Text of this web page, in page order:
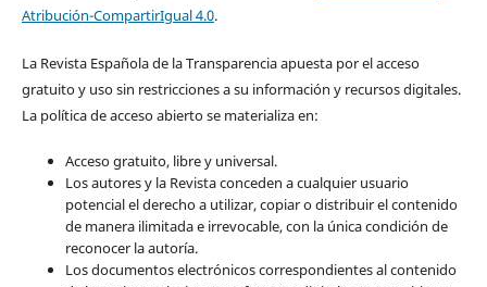
Atribución-CompartirIgual 4.0.
La Revista Española de la Transparencia apuesta por el acceso
gratuito y uso sin restricciones a su información y recursos digitales.
La política de acceso abierto se materializa en:
Acceso gratuito, libre y universal.
Los autores y la Revista conceden a cualquier usuario
potencial el derecho a utilizar, copiar o distribuir el contenido
de manera ilimitada e irrevocable, con la única condición de
reconocer la autoría.
Los documentos electrónicos correspondientes al contenido